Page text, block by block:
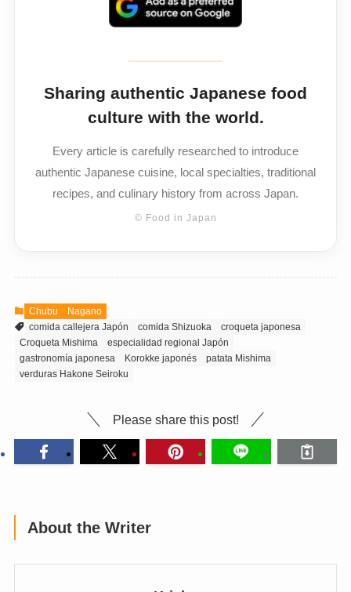
Sharing authentic Japanese food
culture with the world.
Every article is carefully researched to introduce
authentic Japanese cuisine, local specialties, traditional
recipes, and culinary history from across Japan.
© Food in Japan
Chubu
Nagano
comida callejera Japón
comida Shizuoka
croqueta japonesa
Croqueta Mishima
especialidad regional Japón
gastronomía japonesa
Korokke japonés
patata Mishima
verduras Hakone Seiroku
Please share this post!
About the Writer